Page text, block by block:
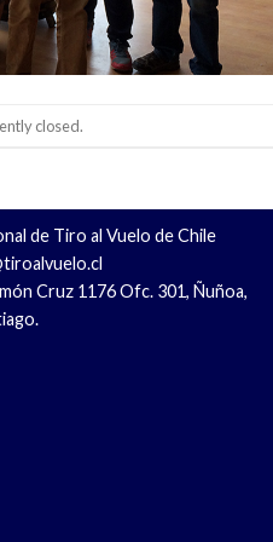
closed.
de Tiro al Vuelo de Chile
Cruz 1176 Ofc. 301, Ñuñoa,